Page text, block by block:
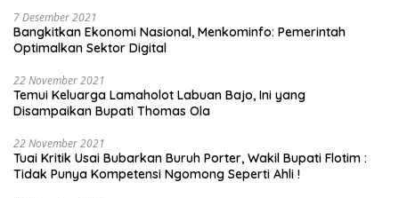
7 Desember 2021
Bangkitkan Ekonomi Nasional, Menkominfo: Pemerintah
Optimalkan Sektor Digital
22 November 2021
Temui Keluarga Lamaholot Labuan Bajo, Ini yang
Disampaikan Bupati Thomas Ola
22 November 2021
Tuai Kritik Usai Bubarkan Buruh Porter, Wakil Bupati Flotim :
Tidak Punya Kompetensi Ngomong Seperti Ahli !